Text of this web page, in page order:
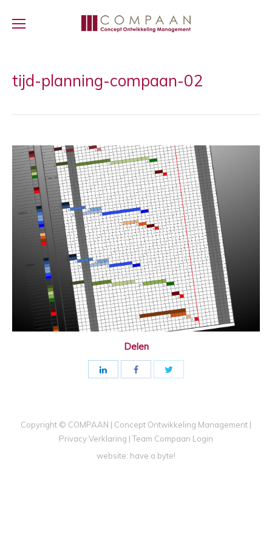
tijd-planning-compaan-02
Delen
Copyright © COMPAAN | Concept Ontwikkeling Management |
Privacy Verklaring |Team Compaan Login
website: have a byte!